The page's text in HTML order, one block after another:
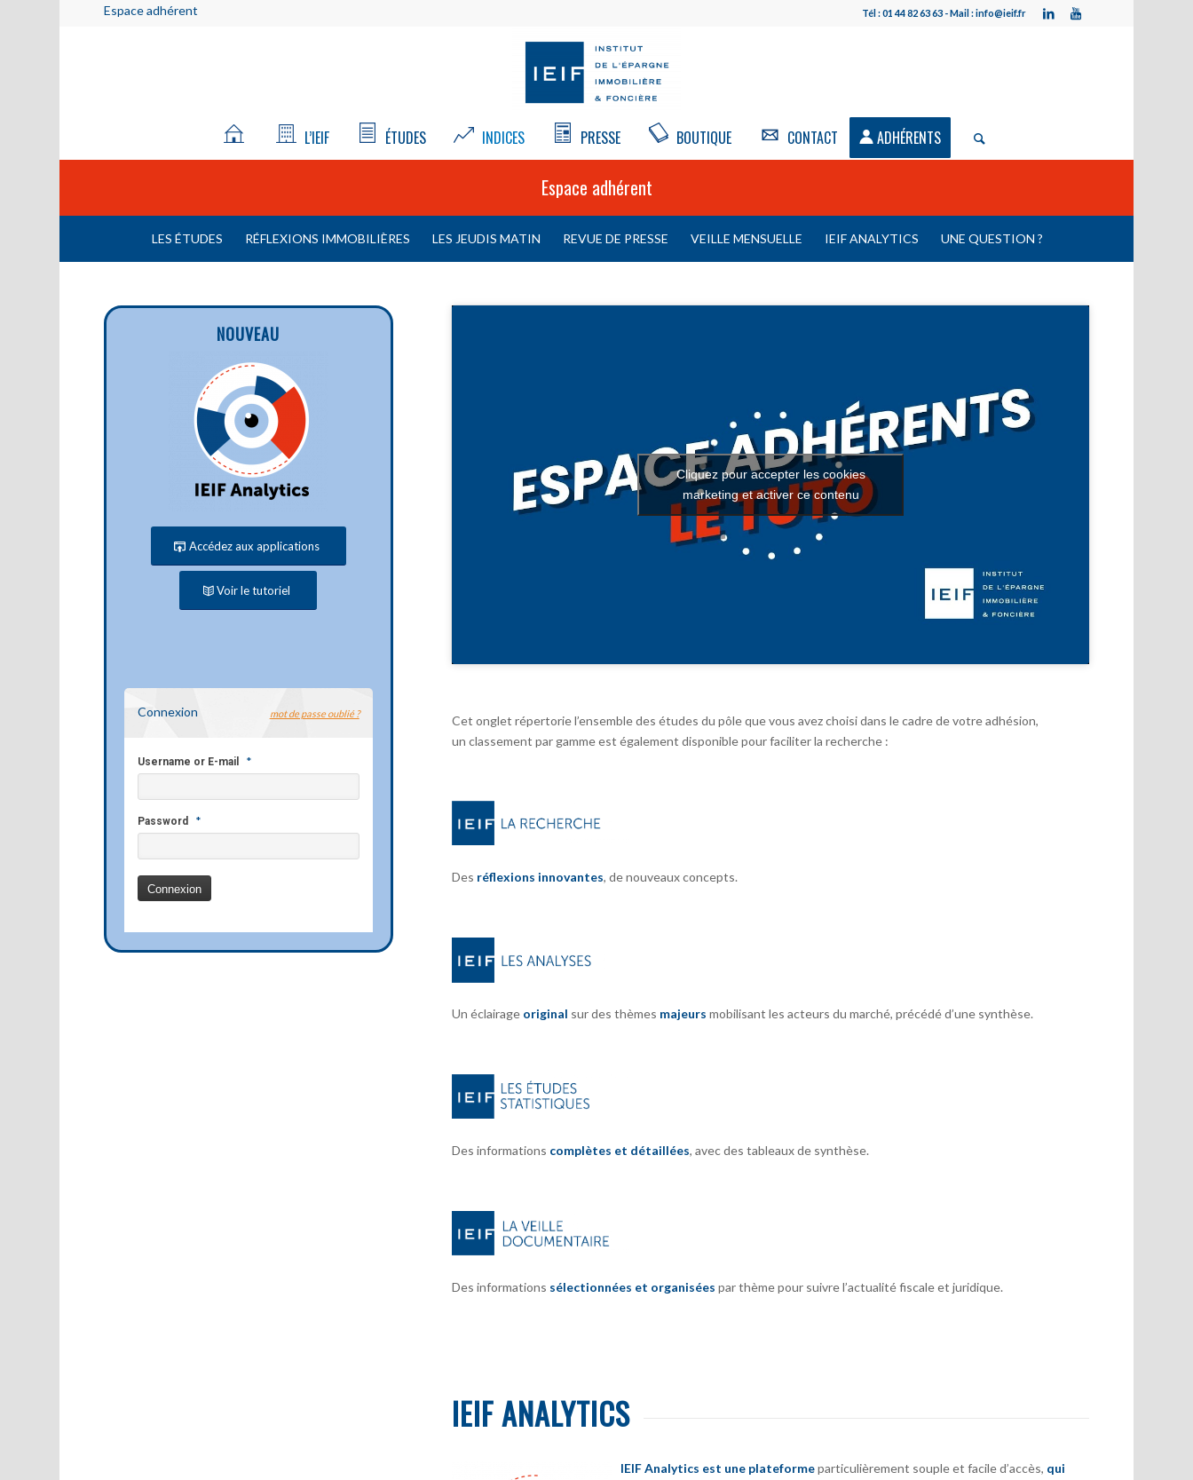
Espace adhérent Tél : 01 44 82 63 63 - Mail : info@ieif.fr
L’IEIF ÉTUDES INDICES PRESSE BOUTIQUE CONTACT ADHÉRENTS
Espace adhérent
LES ÉTUDES RÉFLEXIONS IMMOBILIÈRES LES JEUDIS MATIN REVUE DE PRESSE VEILLE MENSUELLE IEIF ANALYTICS UNE QUESTION ?
NOUVEAU
Accédez aux applications
Voir le tutoriel
Connexion mot de passe oublié ?
Username or E-mail *
Password *
Cliquez pour accepter les cookies
marketing et activer ce contenu
Cet onglet répertorie l’ensemble des études du pôle que vous avez choisi dans le cadre de votre adhésion,
un classement par gamme est également disponible pour faciliter la recherche :
Des réflexions innovantes, de nouveaux concepts.
Un éclairage original sur des thèmes majeurs mobilisant les acteurs du marché, précédé d’une synthèse.
Des informations complètes et détaillées, avec des tableaux de synthèse.
Des informations sélectionnées et organisées par thème pour suivre l’actualité fiscale et juridique.
IEIF ANALYTICS
IEIF Analytics est une plateformeparticulièrement souple et facile d’accès, qui